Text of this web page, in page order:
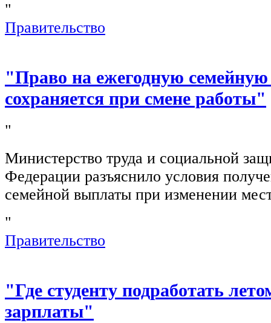
"
Правительство
"Право на ежегодную
сохраняется при смене работы"
"
Министерство труда и социальной
Федерации разъяснило условия
семейной выплаты при изменении
"
Правительство
"Где студенту подработать
зарплаты"